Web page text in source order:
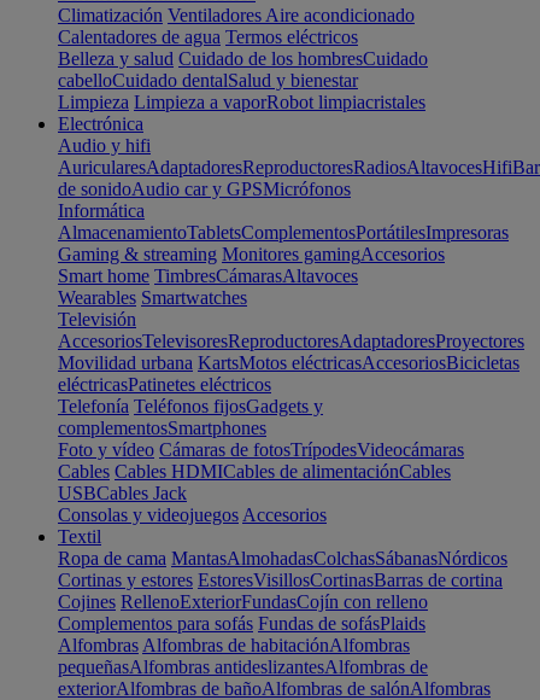
Climatización Ventiladores Aire acondicionado
Calentadores de agua Termos eléctricos
Belleza y salud Cuidado de los hombresCuidado
cabelloCuidado dentalSalud y bienestar
Limpieza Limpieza a vaporRobot limpiacristales
Electrónica
Audio y hifi
AuricularesAdaptadoresReproductoresRadiosAltavocesHifi
de sonidoAudio car y GPSMicrófonos
Informática
AlmacenamientoTabletsComplementosPortátilesImpresoras
Gaming & streaming Monitores gamingAccesorios
Smart home TimbresCámarasAltavoces
Wearables Smartwatches
Televisión
AccesoriosTelevisoresReproductoresAdaptadoresProyectores
Movilidad urbana KartsMotos eléctricasAccesoriosBicicletas
eléctricasPatinetes eléctricos
Telefonía Teléfonos fijosGadgets y
complementosSmartphones
Foto y vídeo Cámaras de fotosTrípodesVideocámaras
Cables Cables HDMICables de alimentaciónCables
USBCables Jack
Consolas y videojuegos Accesorios
Textil
Ropa de cama MantasAlmohadasColchasSábanasNórdicos
Cortinas y estores EstoresVisillosCortinasBarras de cortina
Cojines RellenoExteriorFundasCojín con relleno
Complementos para sofás Fundas de sofásPlaids
Alfombras Alfombras de habitaciónAlfombras
pequeñasAlfombras antideslizantesAlfombras de
exteriorAlfombras de bañoAlfombras de salónAlfombras